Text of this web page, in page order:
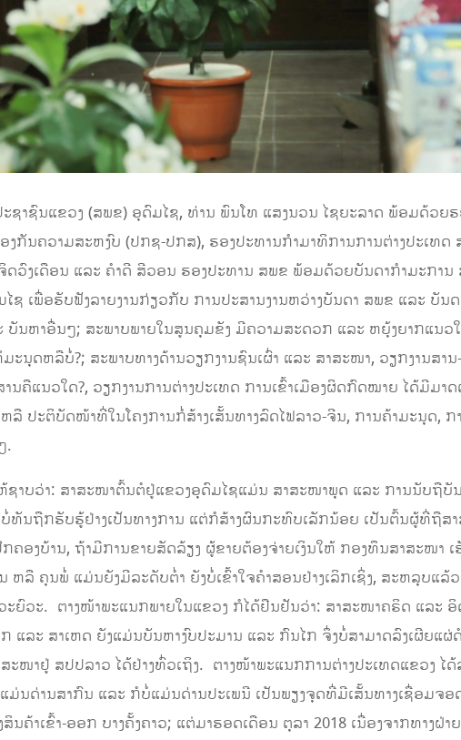
ຊາຊົນແຂວງ (ສພຂ) ອຸດົມໄຊ, ທ່ານ ພົນໂທ ແສງນວນ ໄຊຍະລາດ ພ້ອມດ້ວຍ
ງກັນຄວາມສະຫງົບ (ປກຊ-ປກສ), ຮອງປະທານກໍາມາທິການການຕ່າງປະເທດ
ວົງເດືອນ ແລະ ຄໍາດີ ສີວອນ ຮອງປະທານ ສພຂ ພ້ອມດ້ວຍບັນດາກໍາມະການ
ເພື່ອຮັບຟັງລາຍງານກ່ຽວກັບ ການປະສານງານຫວ່າງບັນດາ ສພຂ ແລະ ບັນ
ບັນຫາອື່ນໆ; ສະພາບພາຍໃນສູນຄຸມຂັງ ມີຄວາມສະດວກ ແລະ ຫຍຸ້ງຍາກແນ
ະນຸດຫລືບໍ່?; ສະພາບທາງດ້ານວຽກງານຊົນເຜົ່າ ແລະ ສາສະໜາ, ວຽກງານສາ
ຄືແນວໃດ?, ວຽກງານການຕ່າງປະເທດ ການເຂົ້າເມືອງຜິດກົດໝາຍ ໄດ້ມີມາ
ປະຕິບັດໜ້າທີ່ໃນໂຄງການກໍ່ສ້າງເສັ້ນທາງລົດໄຟລາວ-ຈີນ, ການຄ້າມະນຸດ, ກ
.
ຫ້ຊາບວ່າ: ສາສະໜາຕົ້ນຕໍຢູ່ແຂວງອຸດົມໄຊແມ່ນ ສາສະໜາພຸດ ແລະ ການນັບຖື
ນຖືກຮັບຮູ້ຢ່າງເປັນທາງການ ແຕ່ກໍສ້າງຜົນກະທົບເລັກນ້ອຍ ເປັນຕົ້ນຜູ້ທີ່ຖື
ຄອງບ້ານ, ຖ້າມີການຂາຍສັດລ້ຽງ ຜູ້ຂາຍຕ້ອງຈ່າຍເງິນໃຫ້ ກອງທຶນສາສະໜາ
ລື ຄຸນພໍ່ ແມ່ນຍັງມີລະດັບຕໍ່າ ຍັງບໍ່ເຂົ້າໃຈຄໍາສອນຢ່າງເລິກເຊິ່ງ, ສະຫລຸບແລ້ວ
ະຍົວະ. ຕາງໜ້າພະແນກພາຍໃນແຂວງ ກໍໄດ້ຢືນຢັນວ່າ: ສາສະໜາຄຣິດ ແລະ
ແລະ ສາເຫດ ຍັງແມ່ນບັນຫາງົບປະມານ ແລະ ກົນໄກ ຈຶ່ງບໍ່ສາມາດລົງເຜີຍແ
ໜາຢູ່ ສປປລາວ ໄດ້ຢ່າງທົ່ວເຖິງ. ຕາງໜ້າພະແນກການຕ່າງປະເທດແຂວງ ໄດ້
ນດ່ານສາກົນ ແລະ ກໍບໍ່ແມ່ນດ່ານປະເພນີ ເປັນພຽງຈຸດທີ່ມີເສັ້ນທາງເຊື່ອມຈອ
ຄ້າເຂົ້າ-ອອກ ບາງຄັ້ງຄາວ;​ ແຕ່ມາຮອດເດືອນ ຕຸລາ 2018 ເນື່ອງຈາກທາງຝ່